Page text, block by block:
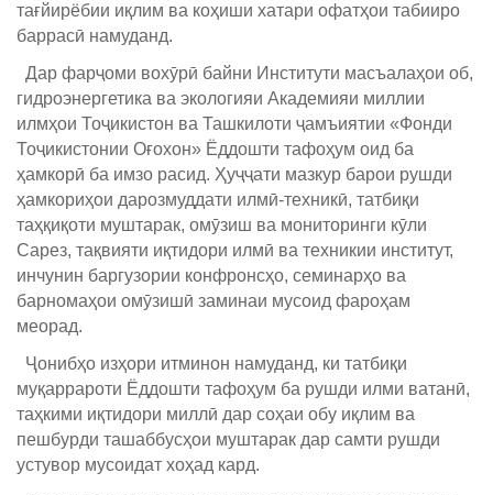
тағйирёбии иқлим ва коҳиши хатари офатҳои табииро
баррасӣ намуданд.
Дар фарҷоми вохӯрӣ байни Институти масъалаҳои об,
гидроэнергетика ва экологияи Академияи миллии
илмҳои Тоҷикистон ва Ташкилоти ҷамъиятии «Фонди
Тоҷикистонии Оғохон» Ёддошти тафоҳум оид ба
ҳамкорӣ ба имзо расид. Ҳуҷҷати мазкур барои рушди
ҳамкориҳои дарозмуддати илмӣ-техникӣ, татбиқи
таҳқиқоти муштарак, омӯзиш ва мониторинги кӯли
Сарез, тақвияти иқтидори илмӣ ва техникии институт,
инчунин баргузории конфронсҳо, семинарҳо ва
барномаҳои омӯзишӣ заминаи мусоид фароҳам
меорад.
Ҷонибҳо изҳори итминон намуданд, ки татбиқи
муқаррароти Ёддошти тафоҳум ба рушди илми ватанӣ,
таҳкими иқтидори миллӣ дар соҳаи обу иқлим ва
пешбурди ташаббусҳои муштарак дар самти рушди
устувор мусоидат хоҳад кард.